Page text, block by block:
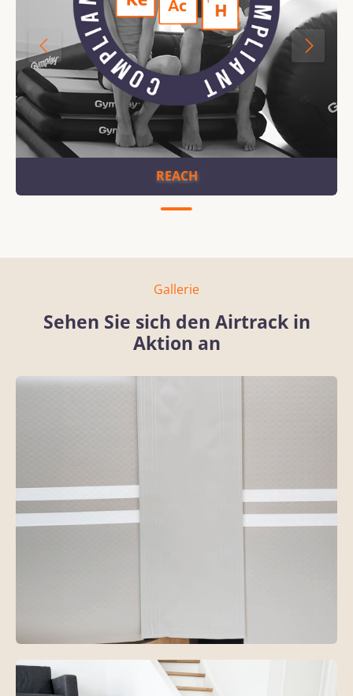
REACH
Gallerie
Sehen Sie sich den Airtrack in
Aktion an